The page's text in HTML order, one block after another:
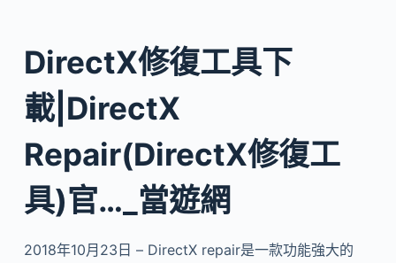
DirectX修復工具下
載|DirectX
Repair(DirectX修復工
具)官…_當遊網
2018年10月23日 – DirectX repair是一款功能強大的